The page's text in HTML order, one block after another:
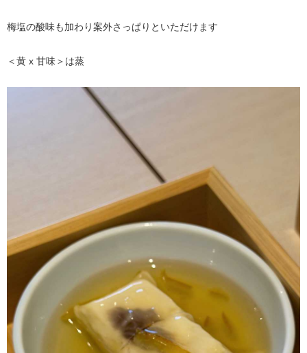
梅塩の酸味も加わり案外さっぱりといただけます
＜黄 x 甘味＞は蒸